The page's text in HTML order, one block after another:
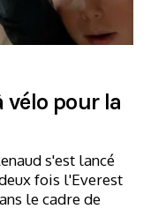
vélo pour la
s'est lancé
fois l'Everest
le cadre de